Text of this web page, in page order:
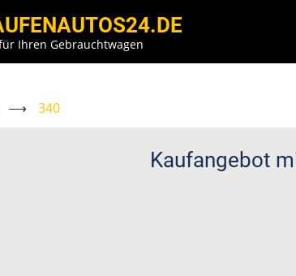
Ihren Gebrauchtwagen
⟶ 340
Kaufangebot